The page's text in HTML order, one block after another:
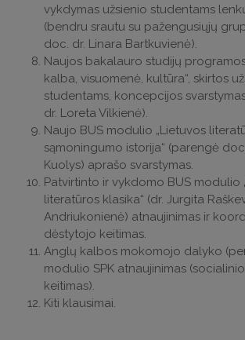
vykdymas užsienio studentams
(bendru srautu su pažengusiųjų
doc. dr. Linara Bartkuvienė).
Naujos bakalauro studijų
kalba, visuomenė, kultūra“, skirtos
studentams, koncepcijos
dr. Loreta Vilkienė).
Naujo BUS modulio „Lietuvos
sąmoningumo istorija“ (parengė
Kuolys) aprašo svarstymas.
Patvirtinto ir vykdomo BUS modulio
literatūros klasika“ (dr. Jurgita
Andriukonienė) atnaujinimas ir
dėstytojo keitimas.
Anglų kalbos mokomojo dalyko
modulio SPK atnaujinimas
keitimas).
Kiti klausimai.